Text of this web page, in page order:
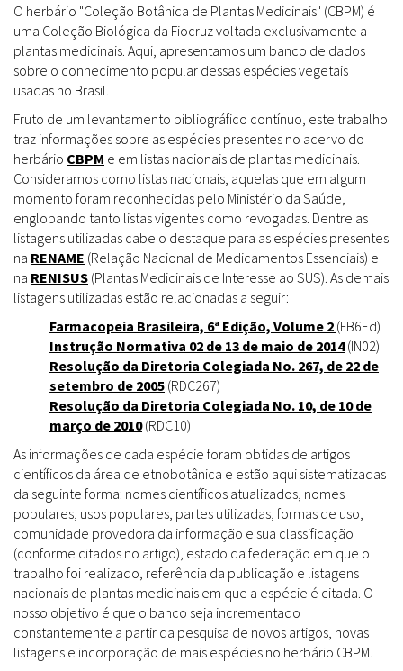
O herbário "Coleção Botânica de Plantas Medicinais" (CBPM) é
uma Coleção Biológica da Fiocruz voltada exclusivamente a
plantas medicinais. Aqui, apresentamos um banco de dados
sobre o conhecimento popular dessas espécies vegetais
usadas no Brasil.
Fruto de um levantamento bibliográfico contínuo, este trabalho
traz informações sobre as espécies presentes no acervo do
herbário CBPM e em listas nacionais de plantas medicinais.
Consideramos como listas nacionais, aquelas que em algum
momento foram reconhecidas pelo Ministério da Saúde,
englobando tanto listas vigentes como revogadas. Dentre as
listagens utilizadas cabe o destaque para as espécies presentes
na RENAME (Relação Nacional de Medicamentos Essenciais) e
na RENISUS (Plantas Medicinais de Interesse ao SUS). As demais
listagens utilizadas estão relacionadas a seguir:
Farmacopeia Brasileira, 6ª Edição, Volume 2 (FB6Ed)
Instrução Normativa 02 de 13 de maio de 2014(IN02)
Resolução da Diretoria Colegiada No. 267, de 22 de
setembro de 2005 (RDC267)
Resolução da Diretoria Colegiada No. 10, de 10 de
março de 2010(RDC10)
As informações de cada espécie foram obtidas de artigos
científicos da área de etnobotânica e estão aqui sistematizadas
da seguinte forma: nomes científicos atualizados, nomes
populares, usos populares, partes utilizadas, formas de uso,
comunidade provedora da informação e sua classificação
(conforme citados no artigo), estado da federação em que o
trabalho foi realizado, referência da publicação e listagens
nacionais de plantas medicinais em que a espécie é citada. O
nosso objetivo é que o banco seja incrementado
constantemente a partir da pesquisa de novos artigos, novas
listagens e incorporação de mais espécies no herbário CBPM.